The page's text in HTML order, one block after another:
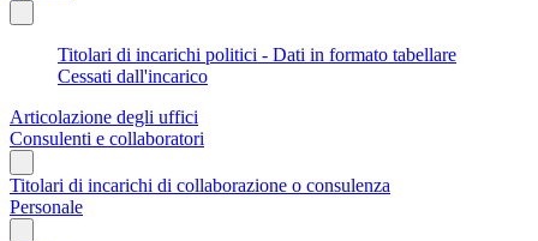
Titolari di incarichi politici - Dati in formato tabellare
Cessati dall'incarico
Articolazione degli uffici
Consulenti e collaboratori
Titolari di incarichi di collaborazione o consulenza
Personale